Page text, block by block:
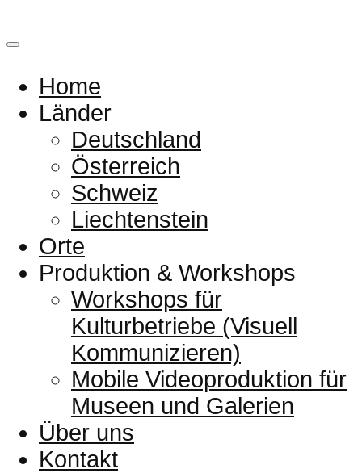
Home
Länder
Deutschland
Österreich
Schweiz
Liechtenstein
Orte
Produktion & Workshops
Workshops für
Kulturbetriebe (Visuell
Kommunizieren)
Mobile Videoproduktion für
Museen und Galerien
Über uns
Kontakt